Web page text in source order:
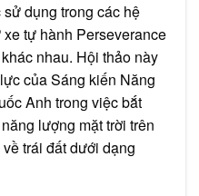
dụng trong các hệ
tự hành Perseverance
nhau. Hội thảo này
của Sáng kiến Năng
Anh trong việc bắt
lượng mặt trời trên
trái đất dưới dạng